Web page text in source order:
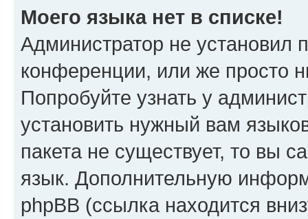
Моего языка нет в списке!
Администратор не установил
конференции, или же просто
Попробуйте узнать у
установить нужный вам
пакета не существует, то вы
язык. Дополнительную
phpBB (ссылка находится